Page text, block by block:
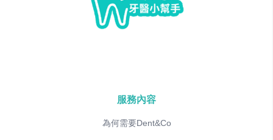
服務內容
為何需要Dent&Co